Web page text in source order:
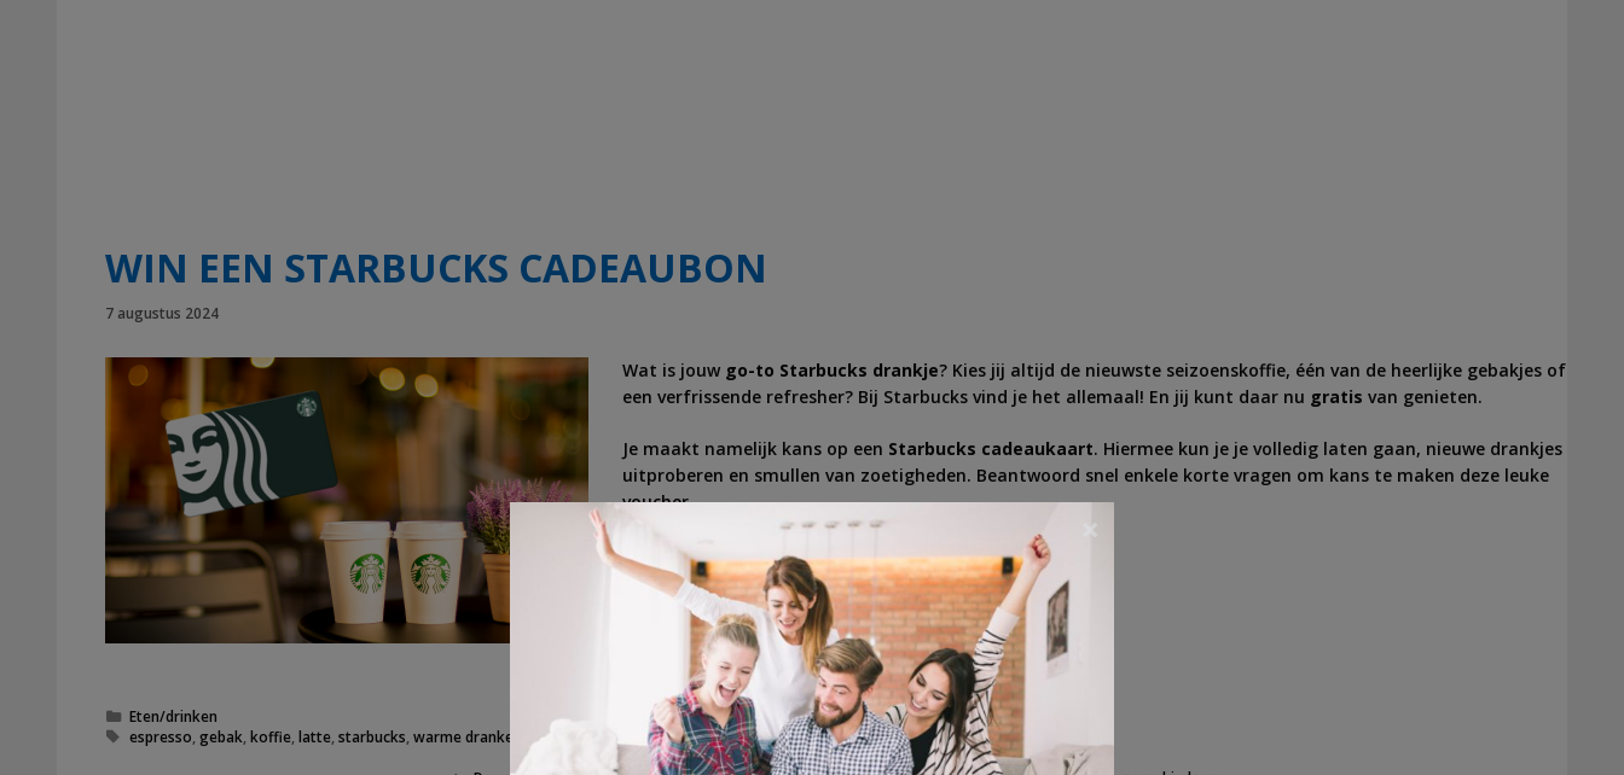
WIN EEN STARBUCKS CADEAUBON
7 augustus 2024
Wat is jouw go-to Starbucks drankje? Kies jij altijd de nieuwste seizoenskoffie, één van de heerlijke gebakjes of
een verfrissende refresher? Bij Starbucks vind je het allemaal! En jij kunt daar nu gratis van genieten.
Je maakt namelijk kans op een Starbucks cadeaukaart. Hiermee kun je je volledig laten gaan, nieuwe drankjes
uitproberen en smullen van zoetigheden. Beantwoord snel enkele korte vragen om kans te maken deze leuke
voucher.
Win een cadeaubon van Starbucks.
Categorieën
Eten/drinken
Tags
espresso,gebak,koffie,latte,starbucks,warme dranken
Win een weekendje naar Parijs
×